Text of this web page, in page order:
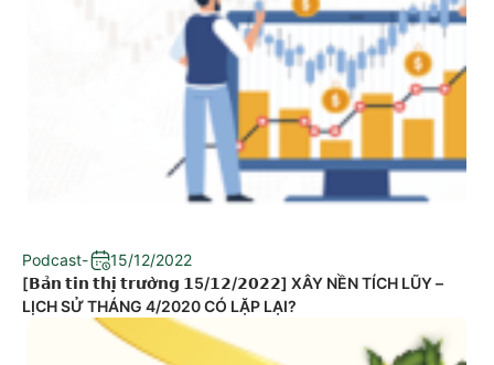
Podcast-
15/12/2022
[𝗕𝗮̉𝗻 𝘁𝗶𝗻 𝘁𝗵𝗶̣ 𝘁𝗿𝘂̛𝗼̛̀𝗻𝗴 𝟭5/𝟭𝟮/𝟮𝟬𝟮𝟮] XÂY NỀN TÍCH LŨY –
LỊCH SỬ THÁNG 4/2020 CÓ LẶP LẠI?